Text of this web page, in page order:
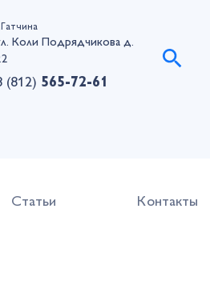
Коли Подрядчикова д.
(812) 565-72-61
Статьи Контакты